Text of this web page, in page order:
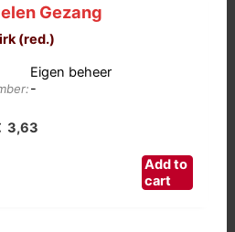
Gezang
(red.)
Eigen beheer
-
3,63
Add to
cart